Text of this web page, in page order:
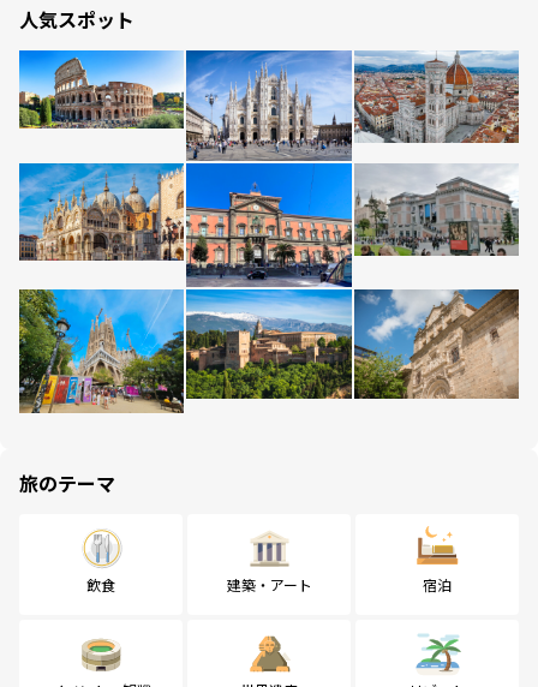
人気スポット
旅のテーマ
飲食 建築・アート 宿泊